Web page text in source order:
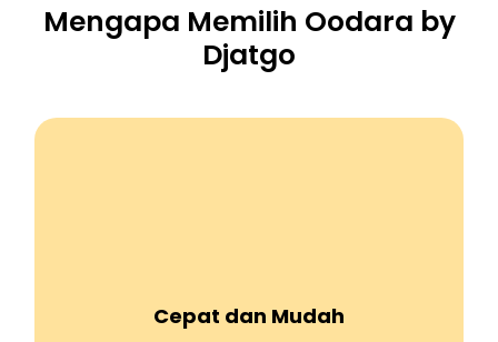
Mengapa Memilih Oodara by
Djatgo
Cepat dan Mudah